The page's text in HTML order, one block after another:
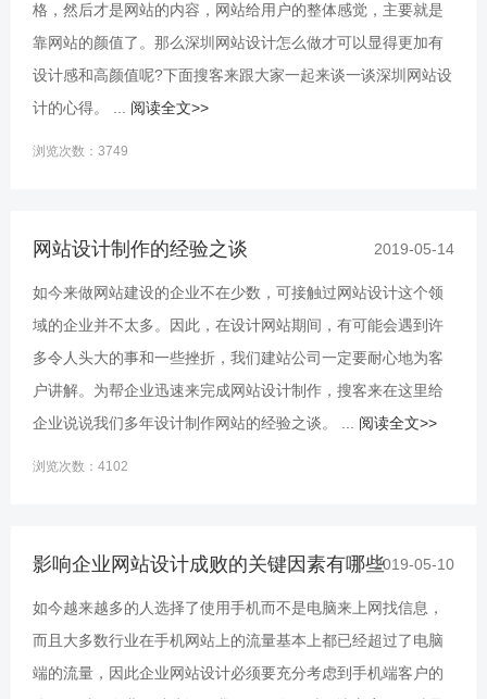
格，然后才是网站的内容，网站给用户的整体感觉，主要就是
靠网站的颜值了。那么深圳网站设计怎么做才可以显得更加有
设计感和高颜值呢?下面搜客来跟大家一起来谈一谈深圳网站设
计的心得。 ... 阅读全文>>
浏览次数：3749
网站设计制作的经验之谈 2019-05-14
如今来做网站建设的企业不在少数，可接触过网站设计这个领
域的企业并不太多。因此，在设计网站期间，有可能会遇到许
多令人头大的事和一些挫折，我们建站公司一定要耐心地为客
户讲解。为帮企业迅速来完成网站设计制作，搜客来在这里给
企业说说我们多年设计制作网站的经验之谈。 ... 阅读全文>>
浏览次数：4102
影响企业网站设计成败的关键因素有哪些2019-05-10
如今越来越多的人选择了使用手机而不是电脑来上网找信息，
而且大多数行业在手机网站上的流量基本上都已经超过了电脑
端的流量，因此企业网站设计必须要充分考虑到手机端客户的